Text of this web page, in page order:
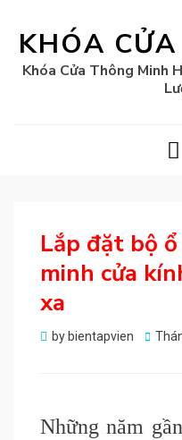
KHÓA
Khóa Cửa Thông Minh
Lắp đặt bộ
minh cửa
xa
by bientapvien
Những năm